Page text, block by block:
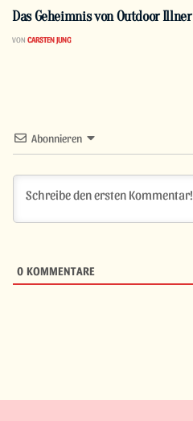
Das Geheimnis von Outdoor
VON CARSTEN JUNG
Abonnieren
0 KOMMENTARE